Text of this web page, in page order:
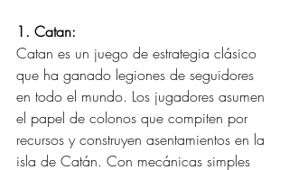
1. Catan:
Catan es un juego de estrategia clásico
que ha ganado legiones de seguidores
en todo el mundo. Los jugadores asumen
el papel de colonos que compiten por
recursos y construyen asentamientos en la
isla de Catán. Con mecánicas simples